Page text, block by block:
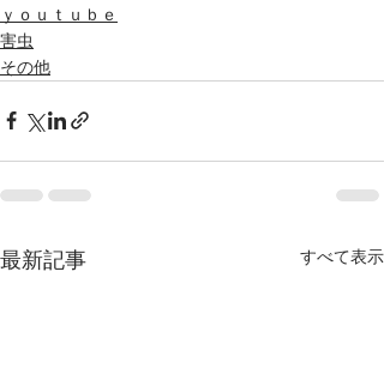
ｙｏｕｔｕｂｅ
害虫
その他
最新記事 すべて表示